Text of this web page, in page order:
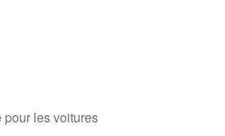
les voitures